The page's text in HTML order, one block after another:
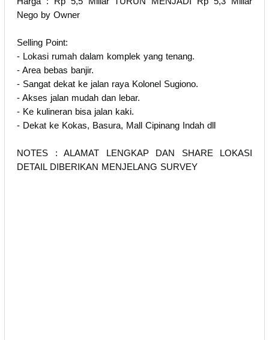
Nego by Owner
Selling Point:
- Lokasi rumah dalam komplek yang tenang.
- Area bebas banjir.
- Sangat dekat ke jalan raya Kolonel Sugiono.
- Akses jalan mudah dan lebar.
- Ke kulineran bisa jalan kaki.
- Dekat ke Kokas, Basura, Mall Cipinang Indah dll
NOTES : ALAMAT LENGKAP DAN SHARE LOKASI
DETAIL DIBERIKAN MENJELANG SURVEY